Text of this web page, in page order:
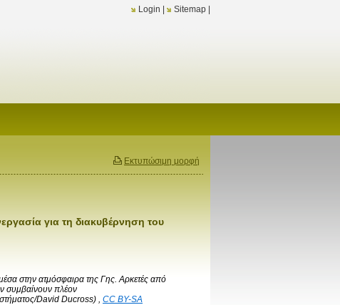
Login Sitemap
Εκτυπώσιμη μορφή
για τη διακυβέρνηση του
στην ατμόσφαιρα της Γης. Αρκετές από
συμβαίνουν πλέον
David Ducross) CC BY-SA